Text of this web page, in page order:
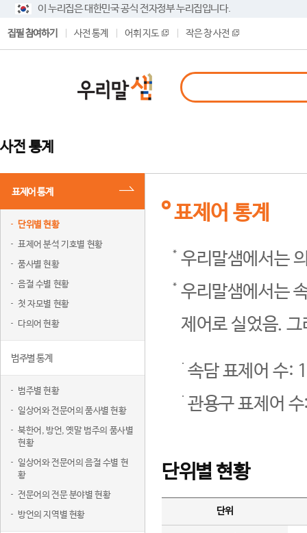
이 누리집은 대한민국 공식 전자정부 누리집입니다.
집필 참여하기 사전 통계 어휘 지도 작은 창 사전
사전 통계
표제어 통계
단위별 현황
표제어 분석 기호별 현황
품사별 현황
음절 수별 현황
첫 자모별 현황
다의어 현황
범주별 통계
범주별 현황
일상어와 전문어의 품사별 현황
북한어, 방언, 옛말 범주의 품사별
현황
일상어와 전문어의 음절 수별 현
황
전문어의 전문 분야별 현황
방언의 지역별 현황
표제어 통계
우리말샘에서는
우리말샘에서는
제어로 실었음.
속담 표제어 수:
관용구 표제어
단위별 현황
단위